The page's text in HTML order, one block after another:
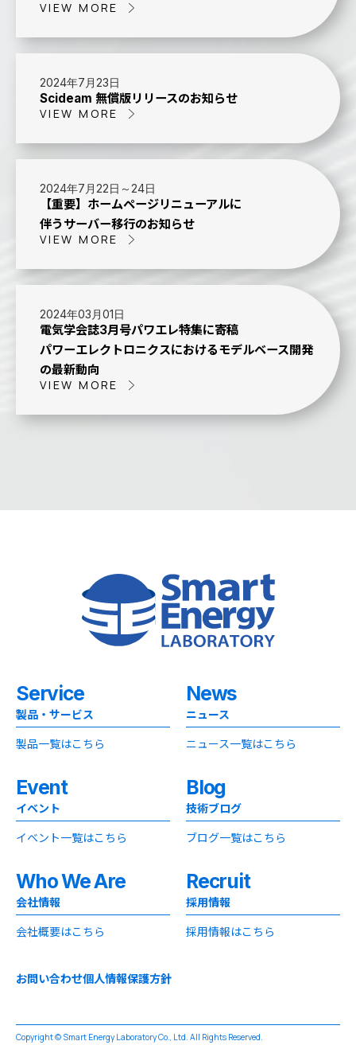
VIEW MORE
2024年7月23日
Scideam 無償版リリースのお知らせ
VIEW MORE
2024年7月22日～24日
【重要】ホームページリニューアルに
伴うサーバー移行のお知らせ
VIEW MORE
2024年03月01日
電気学会誌3月号パワエレ特集に寄稿
パワーエレクトロニクスにおけるモデルベース開発
の最新動向
VIEW MORE
Service
製品・サービス
製品一覧はこちら
News
ニュース
ニュース一覧はこちら
Event
イベント
イベント一覧はこちら
Blog
技術ブログ
ブログ一覧はこちら
Who We Are
会社情報
会社概要はこちら
Recruit
採用情報
採用情報はこちら
お問い合わせ個人情報保護方針
Copyright © Smart Energy Laboratory Co., Ltd. All Rights Reserved.